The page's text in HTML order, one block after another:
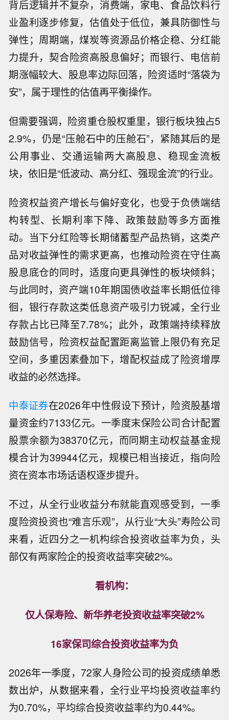
背后逻辑并不复杂，消费端，家电、食品饮料行
业盈利逐步修复，估值处于低位，兼具防御性与
弹性；周期端，煤炭等资源品价格企稳、分红能
力提升，契合险资高股息偏好；而银行、电信前
期涨幅较大、股息率边际回落，险资适时“落袋为
安”，属于理性的估值再平衡操作。
但需要强调，险资重仓股权重里，银行板块独占5
2.9%，仍是“压舱石中的压舱石”，紧随其后的是
公用事业、交通运输两大高股息、稳现金流板
块，依旧是“低波动、高分红、强现金流”的行业。
险资权益资产增长与偏好变化，也受于负债端结
构转型、长期利率下降、政策鼓励等多方面推
动。当下分红险等长期储蓄型产品热销，这类产
品对收益弹性的需求更高，也推动险资在守住高
股息底仓的同时，适度向更具弹性的板块倾斜；
与此同时，资产端10年期国债收益率长期低位徘
徊，银行存款这类低息资产吸引力锐减，全行业
存款占比已降至7.78%；此外，政策端持续释放
鼓励信号，险资权益配置距离监管上限仍有充足
空间，多重因素叠加下，增配权益成了险资增厚
收益的必然选择。
中泰证券在2026年中性假设下预计，险资股基增
量资金约7133亿元。一季度末保险公司合计配置
股票余额为38370亿元，而同期主动权益基金规
模合计为39944亿元，规模已相当接近，指向险
资在资本市场话语权逐步提升。
不过，从全行业收益分布就能直观感受到，一季
度险资投资也“难言乐观”，从行业“大头”寿险公司
来看，近四分之一机构综合投资收益率为负，头
部仅有两家险企的投资收益率突破2%。
看机构：
仅人保寿险、新华养老投资收益率突破2%
16家保司综合投资收益率为负
2026年一季度，72家人身险公司的投资成绩单悉
数出炉，从数据来看，全行业平均投资收益率约
为0.70%，平均综合投资收益率约为0.44%。